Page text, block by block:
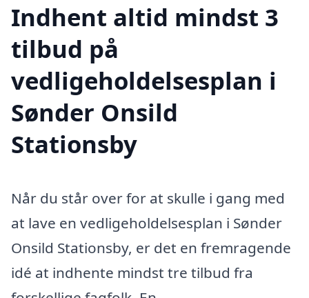
Indhent altid mindst 3
tilbud på
vedligeholdelsesplan i
Sønder Onsild
Stationsby
Når du står over for at skulle i gang med
at lave en vedligeholdelsesplan i Sønder
Onsild Stationsby, er det en fremragende
idé at indhente mindst tre tilbud fra